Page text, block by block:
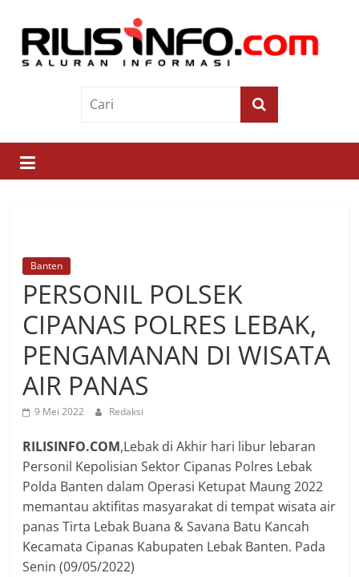
contentRilis
Saluran
Informasi
Banten
PERSONIL POLSEK
CIPANAS POLRES LEBAK,
PENGAMANAN DI WISATA
AIR PANAS
9 Mei 2022 Redaksi
RILISINFO.COM,Lebak di Akhir hari libur lebaran
Personil Kepolisian Sektor Cipanas Polres Lebak
Polda Banten dalam Operasi Ketupat Maung 2022
memantau aktifitas masyarakat di tempat wisata air
panas Tirta Lebak Buana & Savana Batu Kancah
Kecamata Cipanas Kabupaten Lebak Banten. Pada
Senin (09/05/2022)